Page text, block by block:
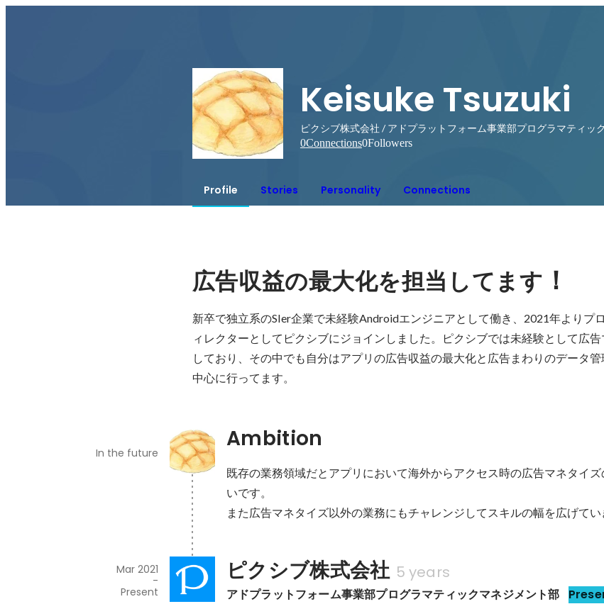
Keisuke Tsuzuki
ピクシブ株式会社 / アドプラットフォーム事業部プログラマティッ
0Connections0Followers
Profile Stories Personality Connections
広告収益の最大化を担当してます ！
新卒で独立系のSIer企業で未経験Androidエンジニアとして働き、2021年よりプ
ィレクターとしてピクシブにジョインしました。ピクシブでは未経験として広
しており、その中でも自分はアプリの広告収益の最大化と広告まわりのデータ
中心に行ってます。
Ambition
In the future
既存の業務領域だとアプリにおいて海外からアクセス時の広告マネタイ
いです。
また広告マネタイズ以外の業務にもチャレンジしてスキルの幅を広げてい
ピクシブ株式会社 5 years
アドプラットフォーム事業部プログラマティックマネジメント部
Mar 2021
-
Present